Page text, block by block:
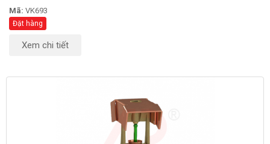
Mã: VK693
Đặt hàng
Xem chi tiết